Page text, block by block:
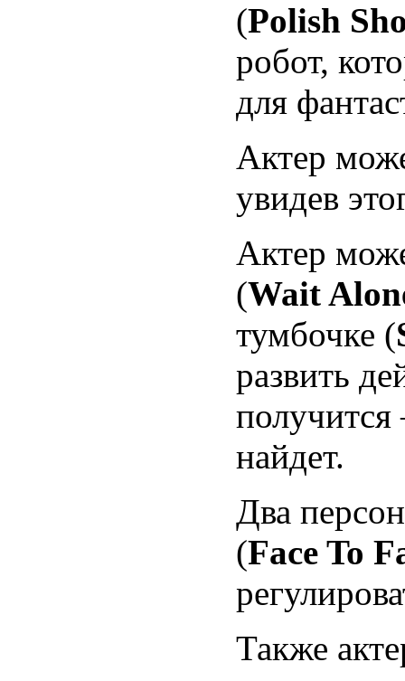
(Polish
робот,
для
Актер
увидев
Актер
(Wait
тумбочке (
развить
получится
найдет.
Два
(Face To
Также